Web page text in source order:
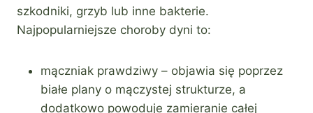
szkodniki, grzyb lub inne bakterie.
Najpopularniejsze choroby dyni to:
mączniak prawdziwy – objawia się poprzez
białe plany o mączystej strukturze, a
dodatkowo powoduje zamieranie całej